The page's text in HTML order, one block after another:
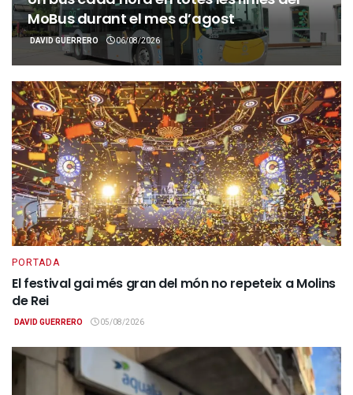
MoBus durant el mes d’agost
DAVID GUERRERO 06/08/2026
PORTADA
El festival gai més gran del món no repeteix a Molins
de Rei
DAVID GUERRERO 05/08/2026